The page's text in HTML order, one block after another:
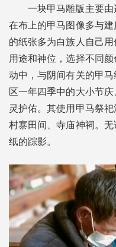
一块甲马雕版主要
在布上的甲马图像多与
的纸张多为白族人自己
用途和神位，选择不同
动中，与阴间有关的甲
区一年四季中的大小节
灵护佑。其使用甲马祭
村寨田间、寺庙神祠。
纸的踪影。